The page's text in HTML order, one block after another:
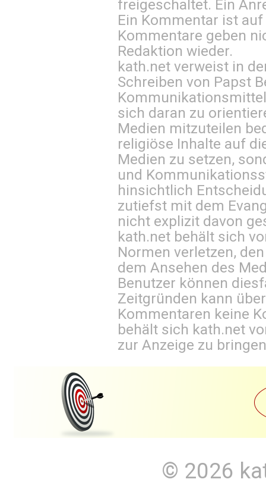
freigeschaltet. Ein
Ein Kommentar ist
Kommentare geben
Redaktion wieder.
kath.net verweist in
Schreiben von Papst
sich daran zu
Medien mitzuteilen
religiöse Inhalte auf
Medien zu setzen,
und
hinsichtlich
zutiefst mit dem
nicht explizit davon
kath.net behält sich
Normen verletzen,
dem Ansehen des
Benutzer können
Zeitgründen kann
Kommentaren keine
behält sich kath.net
zur Anzeige zu
© 2026